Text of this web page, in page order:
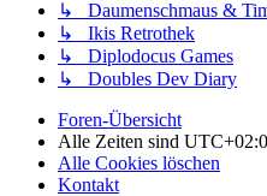
↳ Daumenschmaus &
↳ Ikis Retrothek
↳ Diplodocus Games
↳ Doubles Dev Diary
Foren-Übersicht
Alle Zeiten sind
Alle Cookies löschen
Kontakt